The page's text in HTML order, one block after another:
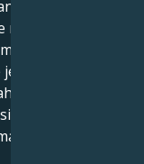
leichter
den kleinen
etwas Gutes
einzelne
und werden
sich verdient,